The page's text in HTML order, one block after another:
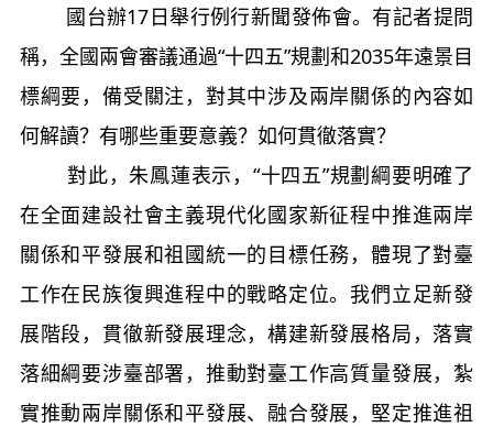
國台辦17日舉行例行新聞發佈會。有記者提問
稱，全國兩會審議通過“十四五”規劃和2035年遠景目
標綱要，備受關注，對其中涉及兩岸關係的內容如
何解讀？有哪些重要意義？如何貫徹落實？
對此，朱鳳蓮表示，“十四五”規劃綱要明確了
在全面建設社會主義現代化國家新征程中推進兩岸
關係和平發展和祖國統一的目標任務，體現了對臺
工作在民族復興進程中的戰略定位。我們立足新發
展階段，貫徹新發展理念，構建新發展格局，落實
落細綱要涉臺部署，推動對臺工作高質量發展，紮
實推動兩岸關係和平發展、融合發展，堅定推進祖